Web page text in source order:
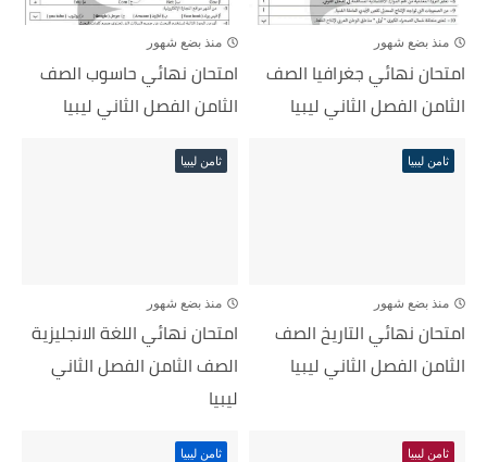
منذ بضع شهور
امتحان نهائي جغرافيا الصف
الثامن الفصل الثاني ليبيا
منذ بضع شهور
امتحان نهائي حاسوب الصف
الثامن الفصل الثاني ليبيا
ثامن ليبيا
منذ بضع شهور
امتحان نهائي التاريخ الصف
الثامن الفصل الثاني ليبيا
ثامن ليبيا
منذ بضع شهور
امتحان نهائي اللغة الانجليزية
الصف الثامن الفصل الثاني
ليبيا
ثامن ليبيا ثامن ليبيا